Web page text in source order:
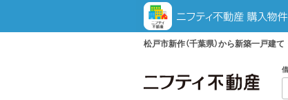
松戸市新作（千葉県）から新築一戸建